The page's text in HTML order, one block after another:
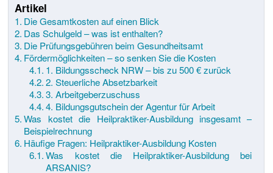
Artikel
Die Gesamtkosten auf einen Blick
Das Schulgeld – was ist enthalten?
Die Prüfungsgebühren beim Gesundheitsamt
Fördermöglichkeiten – so senken Sie die Kosten
1. Bildungsscheck NRW – bis zu 500 € zurück
2. Steuerliche Absetzbarkeit
3. Arbeitgeberzuschuss
4. Bildungsgutschein der Agentur für Arbeit
Was kostet die Heilpraktiker-Ausbildung insgesamt –
Beispielrechnung
Häufige Fragen: Heilpraktiker-Ausbildung Kosten
Was kostet die Heilpraktiker-Ausbildung bei
ARSANIS?